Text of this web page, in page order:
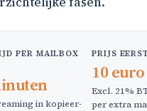
PER MAILBOX
in kopieer-
PRIJS
10 euro
Excl. 21%
per extra